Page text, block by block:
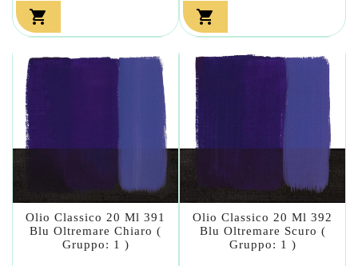
 
Olio Classico 20 Ml 391
Blu Oltremare Chiaro (
Gruppo: 1 )
Olio Classico 20 Ml 392
Blu Oltremare Scuro (
Gruppo: 1 )